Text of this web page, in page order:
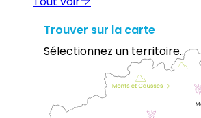
Trouver sur la carte
Sélectionnez un territoire...